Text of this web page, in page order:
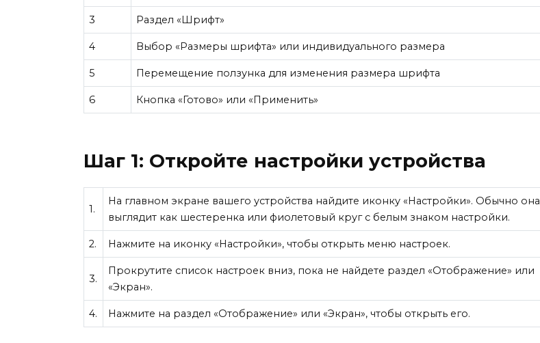
3 Раздел «Шрифт»
4 Выбор «Размеры шрифта» или индивидуального размера
5 Перемещение ползунка для изменения размера шрифта
6 Кнопка «Готово» или «Применить»
Шаг 1: Откройте настройки устройства
1.
На главном экране вашего устройства найдите иконку «Настройки». Обычно она
выглядит как шестеренка или фиолетовый круг с белым знаком настройки.
2. Нажмите на иконку «Настройки», чтобы открыть меню настроек.
3.
Прокрутите список настроек вниз, пока не найдете раздел «Отображение» или
«Экран».
4. Нажмите на раздел «Отображение» или «Экран», чтобы открыть его.